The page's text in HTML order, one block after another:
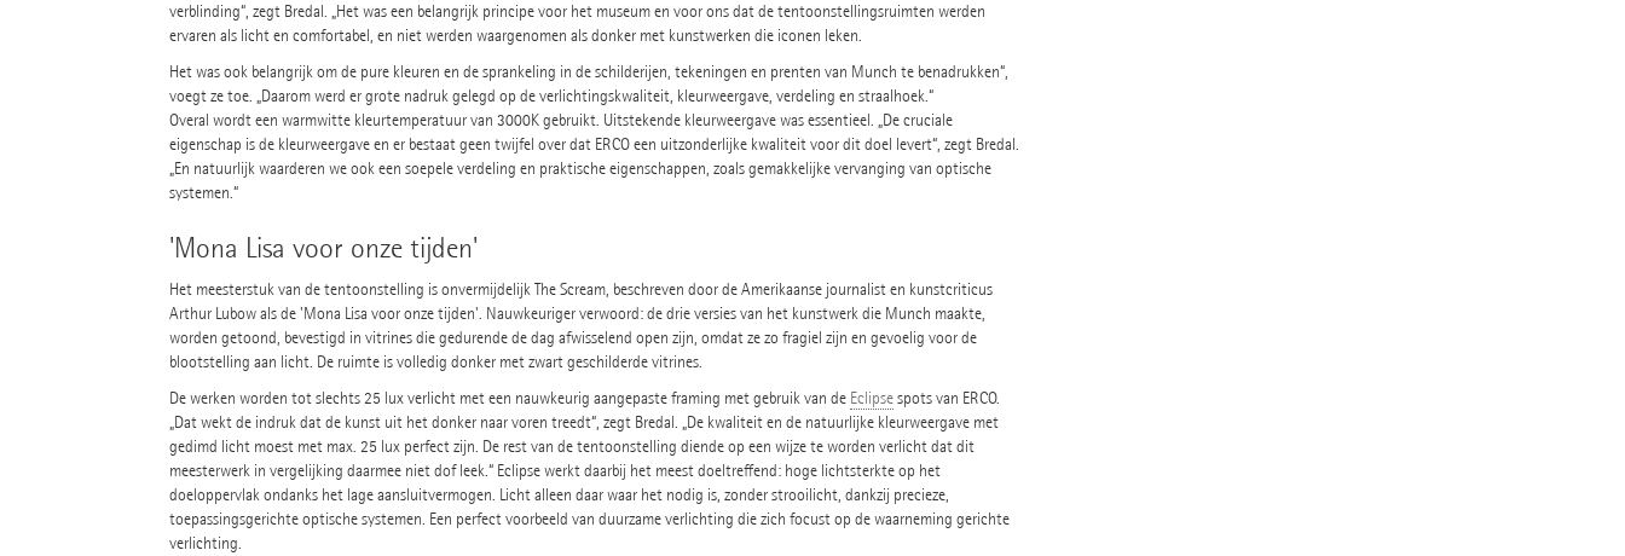
verblinding“, zegt Bredal. „Het was een belangrijk principe voor het museum en voor ons dat de tentoonstellingsruimten werden
ervaren als licht en comfortabel, en niet werden waargenomen als donker met kunstwerken die iconen leken.
Het was ook belangrijk om de pure kleuren en de sprankeling in de schilderijen, tekeningen en prenten van Munch te benadrukken“,
voegt ze toe. „Daarom werd er grote nadruk gelegd op de verlichtingskwaliteit, kleurweergave, verdeling en straalhoek.“
Overal wordt een warmwitte kleurtemperatuur van 3000K gebruikt. Uitstekende kleurweergave was essentieel. „De cruciale
eigenschap is de kleurweergave en er bestaat geen twijfel over dat ERCO een uitzonderlijke kwaliteit voor dit doel levert“, zegt Bredal.
„En natuurlijk waarderen we ook een soepele verdeling en praktische eigenschappen, zoals gemakkelijke vervanging van optische
systemen.“
'Mona Lisa voor onze tijden'
Het meesterstuk van de tentoonstelling is onvermijdelijk The Scream, beschreven door de Amerikaanse journalist en kunstcriticus
Arthur Lubow als de 'Mona Lisa voor onze tijden'. Nauwkeuriger verwoord: de drie versies van het kunstwerk die Munch maakte,
worden getoond, bevestigd in vitrines die gedurende de dag afwisselend open zijn, omdat ze zo fragiel zijn en gevoelig voor de
blootstelling aan licht. De ruimte is volledig donker met zwart geschilderde vitrines.
De werken worden tot slechts 25 lux verlicht met een nauwkeurig aangepaste framing met gebruik van de Eclipsespots van ERCO.
„Dat wekt de indruk dat de kunst uit het donker naar voren treedt“, zegt Bredal. „De kwaliteit en de natuurlijke kleurweergave met
gedimd licht moest met max. 25 lux perfect zijn. De rest van de tentoonstelling diende op een wijze te worden verlicht dat dit
meesterwerk in vergelijking daarmee niet dof leek.“ Eclipse werkt daarbij het meest doeltreffend: hoge lichtsterkte op het
doeloppervlak ondanks het lage aansluitvermogen. Licht alleen daar waar het nodig is, zonder strooilicht, dankzij precieze,
toepassingsgerichte optische systemen. Een perfect voorbeeld van duurzame verlichting die zich focust op de waarneming gerichte
verlichting.